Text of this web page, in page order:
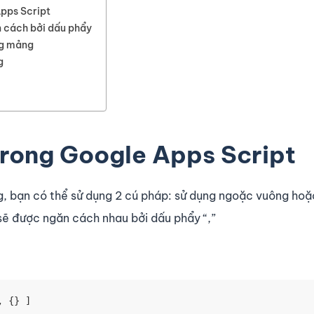
Script
cách bởi dấu phẩy
mảng
Google Apps Script
có thể sử dụng 2 cú pháp: sử dụng ngoặc vuông
được ngăn cách nhau bởi dấu phẩy “,”
{} ]